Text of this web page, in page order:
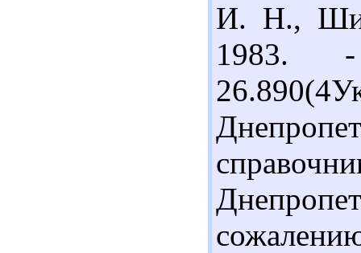
И. Н.,
1983.